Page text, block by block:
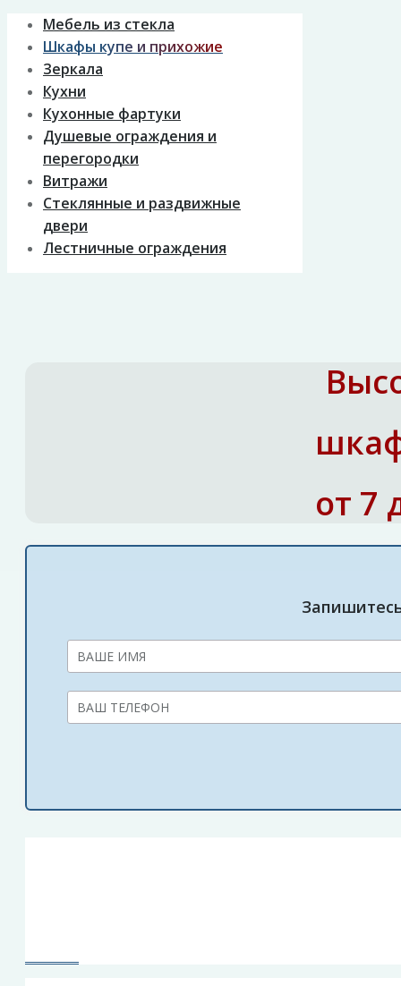
Мебель из стекла
Шкафы купе и прихожие
Зеркала
Кухни
Кухонные фартуки
Душевые ограждения и
перегородки
Витражи
Стеклянные и раздвижные
двери
Лестничные ограждения
от 7